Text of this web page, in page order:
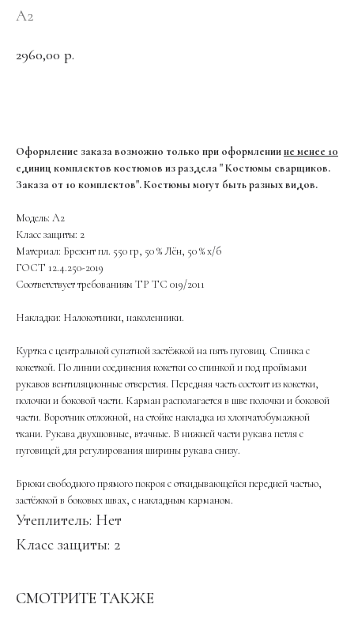
А2
2960,00 р.
Оформление заказа возможно только при оформлениине менее 10
единиц комплектов костюмов из раздела " Костюмы сварщиков.
Заказа от 10 комплектов". Костюмы могут быть разных видов.
Модель: А2
Класс защиты: 2
Материал: Брезент пл. 550 гр, 50 % Лён, 50 % х/б
ГОСТ 12.4.250-2019
Соответствует требованиям ТР ТС 019/2011
Накладки: Налокотники, наколенники.
Куртка с центральной супатной застёжкой на пять пуговиц. Спинка с
кокеткой. По линии соединения кокетки со спинкой и под проймами
рукавов вентиляционные отверстия. Передняя часть состоит из кокетки,
полочки и боковой части. Карман располагается в шве полочки и боковой
части. Воротник отложной, на стойке накладка из хлопчатобумажной
ткани. Рукава двухшовные, втачные. В нижней части рукава петля с
пуговицей для регулирования ширины рукава снизу.
Брюки свободного прямого покроя с откидывающейся передней частью,
застёжкой в боковых швах, с накладным карманом.
Утеплитель: Нет
Класс защиты: 2
СМОТРИТЕ ТАКЖЕ